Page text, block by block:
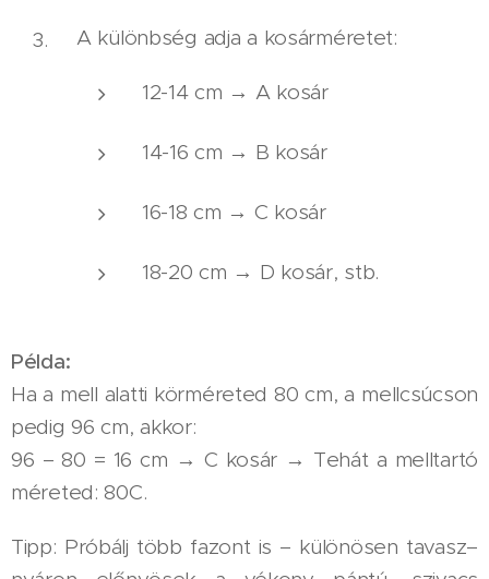
A különbség adja a kosárméretet:
12-14 cm → A kosár
14-16 cm → B kosár
16-18 cm → C kosár
18-20 cm → D kosár, stb.
Példa:
Ha a mell alatti körméreted 80 cm, a mellcsúcson
pedig 96 cm, akkor:
96 – 80 = 16 cm → C kosár → Tehát a melltartó
méreted: 80C.
Tipp: Próbálj több fazont is – különösen tavasz–